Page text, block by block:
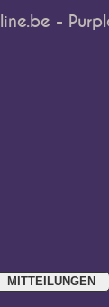
-